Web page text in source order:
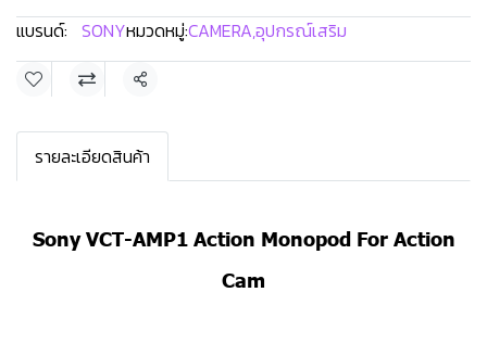
แบรนด์: SONYหมวดหมู่:CAMERA,อุปกรณ์เสริม
แชร์
รายละเอียดสินค้า
Sony VCT-AMP1 Action Monopod For Action
Cam